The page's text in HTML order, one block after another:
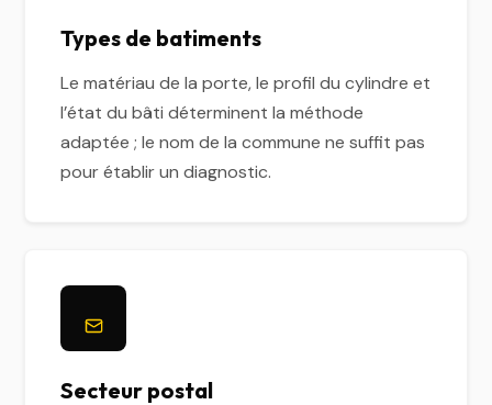
Types de batiments
Le matériau de la porte, le profil du cylindre et
l’état du bâti déterminent la méthode
adaptée ; le nom de la commune ne suffit pas
pour établir un diagnostic.
Secteur postal